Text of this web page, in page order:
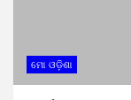
ମୋ ଓଡ଼ିଶା